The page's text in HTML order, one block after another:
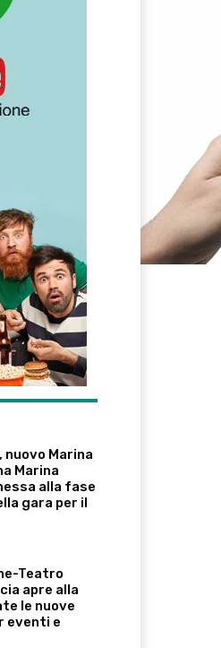
Marina
Marina
alla fase
gara per il
Teatro
apre alla
le nuove
eventi e